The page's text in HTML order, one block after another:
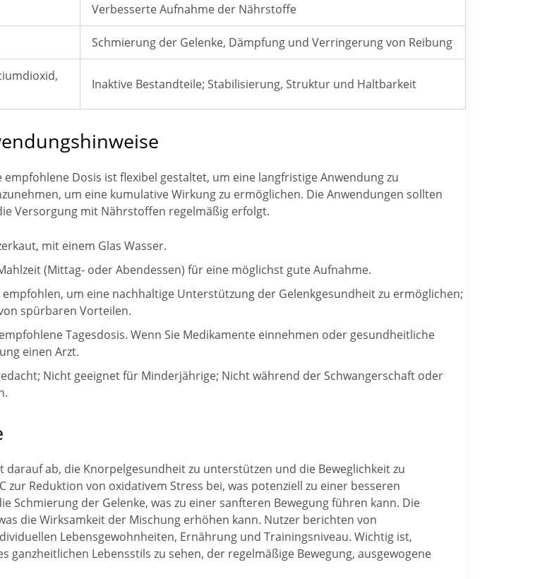
Verbesserte Aufnahme der Nährstoffe
Schmierung der Gelenke, Dämpfung und Verringerung von Reibung
Inaktive Bestandteile; Stabilisierung, Struktur und Haltbarkeit
Dosis ist flexibel gestaltet, um eine langfristige Anwendung zu
um eine kumulative Wirkung zu ermöglichen. Die Anwendungen sollten
Versorgung mit Nährstoffen regelmäßig erfolgt.
mit einem Glas Wasser.
(Mittag- oder Abendessen) für eine möglichst gute Aufnahme.
um eine nachhaltige Unterstützung der Gelenkgesundheit zu ermöglichen;
spürbaren Vorteilen.
Tagesdosis. Wenn Sie Medikamente einnehmen oder gesundheitliche
einen Arzt.
Nicht geeignet für Minderjährige; Nicht während der Schwangerschaft oder
ab, die Knorpelgesundheit zu unterstützen und die Beweglichkeit zu
Reduktion von oxidativem Stress bei, was potenziell zu einer besseren
der Gelenke, was zu einer sanfteren Bewegung führen kann. Die
die Wirksamkeit der Mischung erhöhen kann. Nutzer berichten von
Lebensgewohnheiten, Ernährung und Trainingsniveau. Wichtig ist,
ganzheitlichen Lebensstils zu sehen, der regelmäßige Bewegung, ausgewogene